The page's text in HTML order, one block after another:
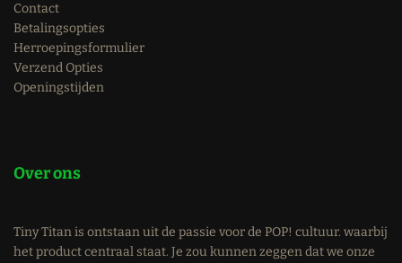
Contact
Betalingsopties
Herroepingsformulier
Verzend Opties
Openingstijden
Over ons
Tiny Titan is ontstaan uit de passie voor de POP! cultuur. waarbij
het product centraal staat. Je zou kunnen zeggen dat we onze